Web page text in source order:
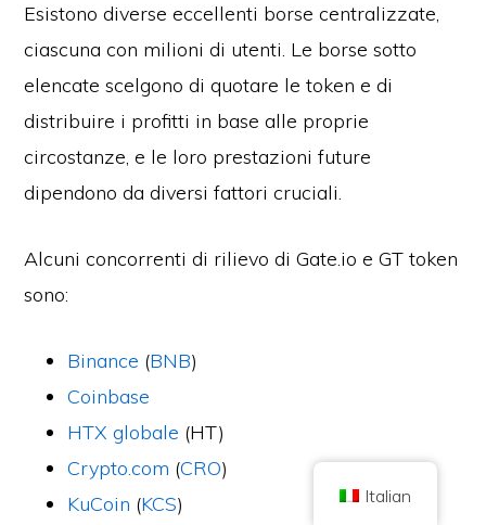
Esistono diverse eccellenti borse centralizzate,
ciascuna con milioni di utenti. Le borse sotto
elencate scelgono di quotare le token e di
distribuire i profitti in base alle proprie
circostanze, e le loro prestazioni future
dipendono da diversi fattori cruciali.
Alcuni concorrenti di rilievo di Gate.io e GT token
sono:
Binance (BNB)
Coinbase
HTX globale (HT)
Crypto.com (CRO)
KuCoin (KCS)
W1W 5PF
investimenti. Le performance passate non sono indicative di risultati futuri.
del Regno Unito e non sono soggette alla protezione del Financial Services
Compensation Scheme del Regno Unito o alla giurisdizione del Financial
comporta dei rischi e le criptovalute possono aumentare di valore o perdere
parte o tutto il valore. Ai profitti derivanti dalla vendita di criptovalute può
essere applicata l'imposta sulle plusvalenze.
INFORMATIVA SULLA PRIVACY CONTATTO
Italian